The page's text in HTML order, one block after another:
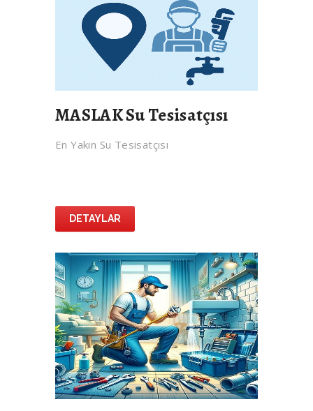
MASLAK Su Tesisatçısı
En Yakın Su Tesisatçısı
DETAYLAR